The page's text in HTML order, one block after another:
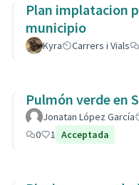
Plan implatacion
municipio
Kyra Carrers i Vials
Pulmón verde en
Jonatan López García
0
1 Acceptada